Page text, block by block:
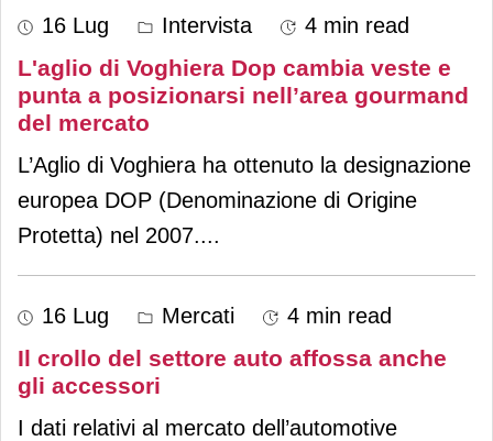
16 Lug Intervista 4 min read
L'aglio di Voghiera Dop cambia veste e
punta a posizionarsi nell’area gourmand
del mercato
L’Aglio di Voghiera ha ottenuto la designazione
europea DOP (Denominazione di Origine
Protetta) nel 2007....
16 Lug Mercati 4 min read
Il crollo del settore auto affossa anche
gli accessori
I dati relativi al mercato dell’automotive